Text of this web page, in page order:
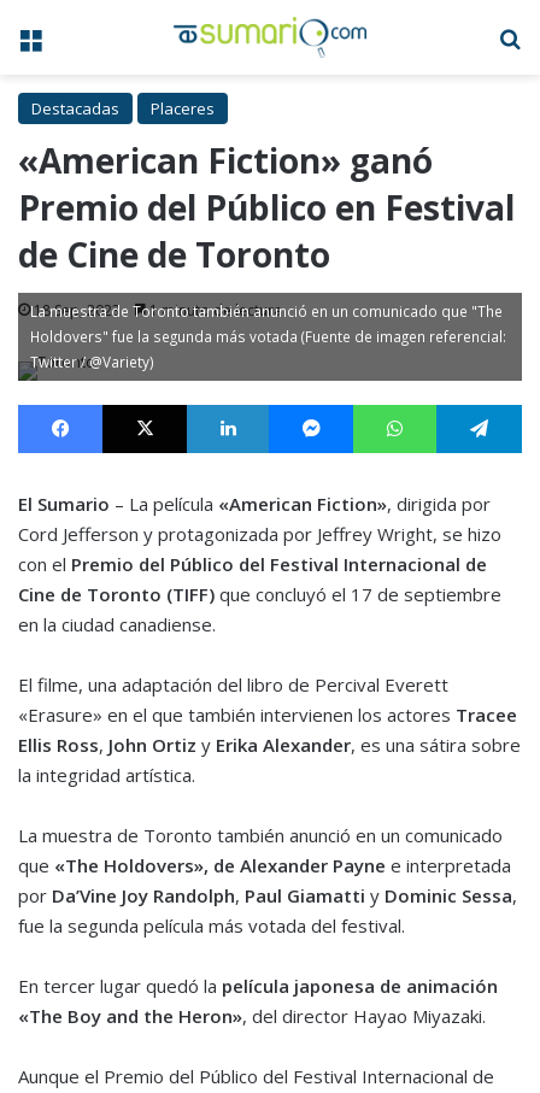
Menú
Destacadas Placeres
«American Fiction» ganó
Premio del Público en Festival
de Cine de Toronto
18 Sep, 2023 1 minuto de lectura
La muestra de Toronto también anunció en un comunicado que "The
Holdovers" fue la segunda más votada (Fuente de imagen referencial:
Twitter / @Variety)
Facebook X LinkedIn MessengerWhatsApp
El Sumario – La película «American Fiction», dirigida por
Cord Jefferson y protagonizada por Jeffrey Wright, se hizo
con el Premio del Público del Festival Internacional de
Cine de Toronto (TIFF) que concluyó el 17 de septiembre
en la ciudad canadiense.
El filme, una adaptación del libro de Percival Everett
«Erasure» en el que también intervienen los actores Tracee
Ellis Ross, John Ortiz y Erika Alexander, es una sátira sobre
la integridad artística.
La muestra de Toronto también anunció en un comunicado
que «The Holdovers», de Alexander Payne e interpretada
por Da’Vine Joy Randolph, Paul Giamatti y Dominic Sessa,
fue la segunda película más votada del festival.
En tercer lugar quedó la película japonesa de animación
«The Boy and the Heron», del director Hayao Miyazaki.
Aunque el Premio del Público del Festival Internacional de